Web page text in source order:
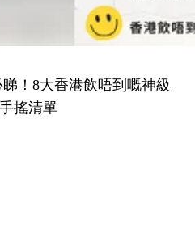
睇！8大香港飲唔到嘅神級
搖清單